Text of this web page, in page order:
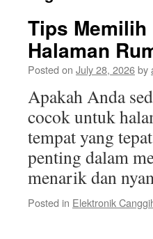
Tips
Halaman
Posted on July 28, 2026by
Apakah Anda
cocok untuk
tempat yang
penting dalam
menarik dan
Posted in Elektronik